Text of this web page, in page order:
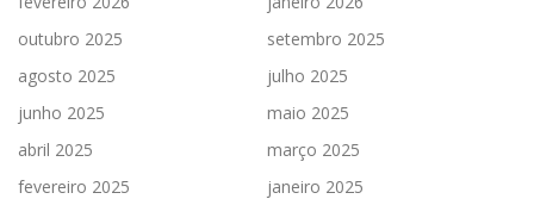
outubro 2025
setembro 2025
agosto 2025
julho 2025
junho 2025
maio 2025
abril 2025
março 2025
fevereiro 2025
janeiro 2025